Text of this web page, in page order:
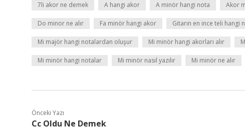
7li akor ne demek A hangi akor A minör hangi nota Akor
Do minor ne alır Fa minör hangi akor Gitarın en ince teli hangi
Mi majör hangi notalardan oluşur Mi minör hangi akorları alır
Mi minör hangi notalar Mi minör nasıl yazılır Mi minör ne alır
Önceki Yazı
Cc Oldu Ne Demek